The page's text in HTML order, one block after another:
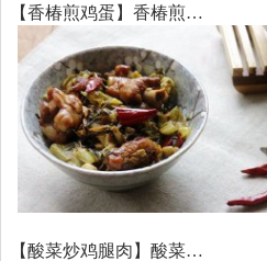
【香椿煎鸡蛋】香椿煎…
【酸菜炒鸡腿肉】酸菜…